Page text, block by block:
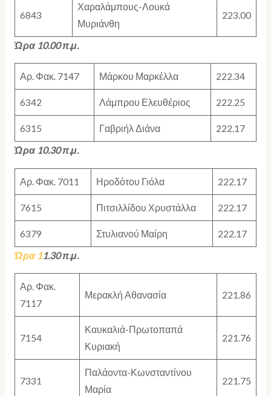
6843
Χαραλάμπους-Λουκά
Μυριάνθη
223.00
Ώρα 10.00 π.μ.
Αρ. Φακ. 7147 Μάρκου Μαρκέλλα 222.34
6342 Λάμπρου Ελευθέριος 222.25
6315 Γαβριήλ Διάνα
222.17
Ώρα 10.30 π.μ.
Αρ. Φακ. 7011 Ηροδότου Γιόλα 222.17
7615 Πιτσιλλίδου Χρυστάλλα 222.17
6379 Στυλιανού Μαίρη
222.17
Ώρα 11.30 π.μ.
Αρ. Φακ.
7117
Μερακλή Αθανασία 221.86
7154
Καυκαλιά-Πρωτοπαπά
Κυριακή
221.76
7331
Παλάοντα-Κωνσταντίνου
Μαρία
221.75